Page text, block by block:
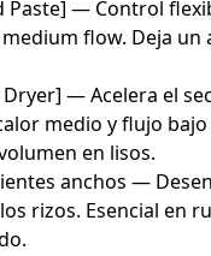
Paste] — Control
flow. Deja un
— Acelera el
medio y flujo
en lisos.
anchos —
rizos. Esencial en